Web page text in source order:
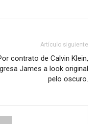
Artículo siguiente
contrato de Calvin Klein,
James a look original
pelo oscuro.